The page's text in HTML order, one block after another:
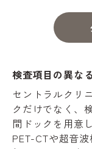
検査項目の異な
セントラルクリ
クだけでなく、
間ドックを用意
PET-CTや超音